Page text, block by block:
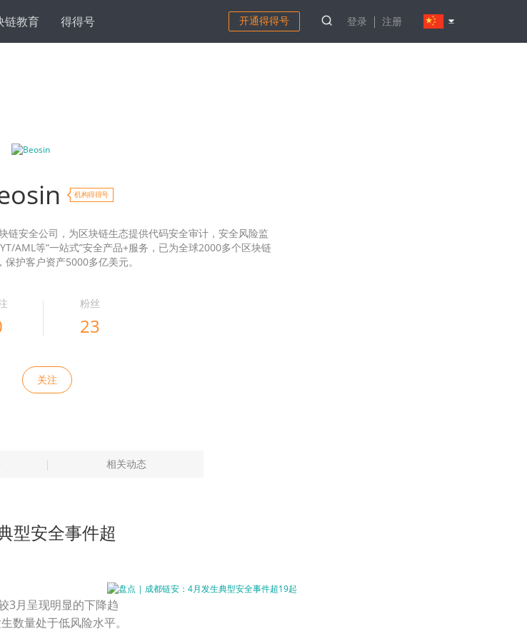
链教育 得得号 开通得得号 登录 注册
机构得得号
链安全公司，为区块链生态提供代码安全审计，安全风险监
AML等“一站式”安全产品+服务，已为全球2000多个区块链
保护客户资产5000多亿美元。
粉丝
23
关注
相关动态
型安全事件超
3月呈现明显的下降趋
数量处于低风险水平。